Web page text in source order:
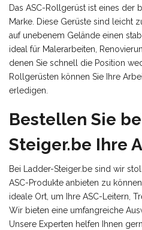
Das ASC-Rollgerüst ist eines der
Marke. Diese Gerüste sind leicht
auf unebenem Gelände einen
ideal für Malerarbeiten,
denen Sie schnell die Position
Rollgerüsten können Sie Ihre
erledigen.
Bestellen Sie
Steiger.be Ihre
Bei Ladder-Steiger.be sind wir
ASC-Produkte anbieten zu
ideale Ort, um Ihre ASC-Leitern,
Wir bieten eine umfangreiche
Unsere Experten helfen Ihnen